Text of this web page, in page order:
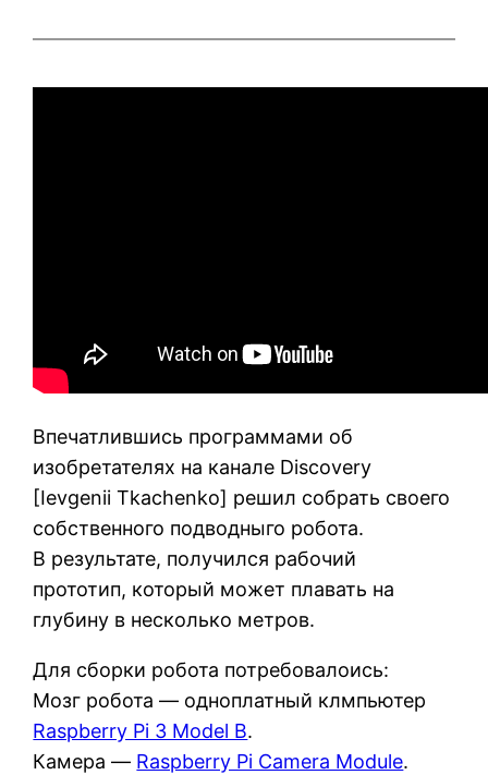
Впечатлившись программами об
изобретателях на канале Discovery
[Ievgenii Tkachenko] решил собрать своего
собственного подводныго робота.
В результате, получился рабочий
прототип, который может плавать на
глубину в несколько метров.
Для сборки робота потребовалоись:
Мозг робота — одноплатный клмпьютер
Raspberry Pi 3 Model B.
Камера — Raspberry Pi Camera Module.